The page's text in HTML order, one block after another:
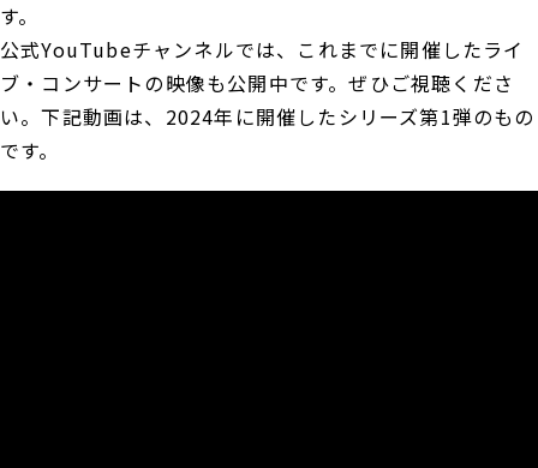
す。
公式YouTubeチャンネルでは、これまでに開催したライ
ブ・コンサートの映像も公開中です。ぜひご視聴くださ
い。下記動画は、2024年に開催したシリーズ第1弾のもの
です。